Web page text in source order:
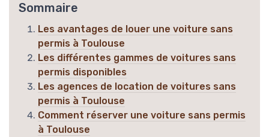
Sommaire
Les avantages de louer une voiture sans
permis à Toulouse
Les différentes gammes de voitures sans
permis disponibles
Les agences de location de voitures sans
permis à Toulouse
Comment réserver une voiture sans permis
à Toulouse